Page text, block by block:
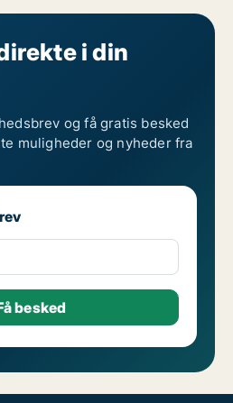
i din
og få gratis besked
muligheder og nyheder fra